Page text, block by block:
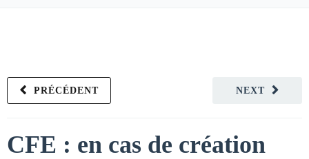
NEXT
PRÉCÉDENT
CFE : en cas de création